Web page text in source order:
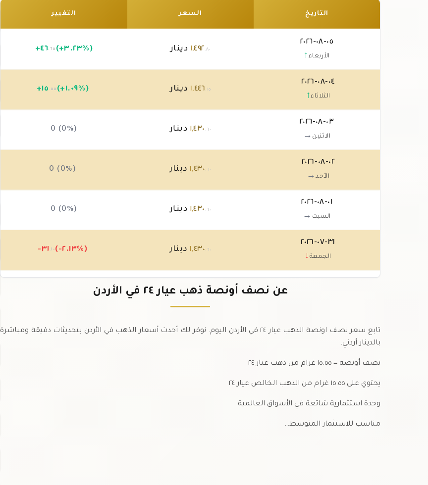
التاريخ السعر التغيير
٠٥-٠٨-٢٠٢٦
الأربعاء ↑
١,٤٩٢.٨٠ دينار +٤٦ .٦٥ (+٣.٢٣%)
٠٤-٠٨-٢٠٢٦
الثلاثاء↑
١,٤٤٦.١٥ دينار +١٥ .٥٥ (+١.٠٩%)
٠٣-٠٨-٢٠٢٦
الاثنين →
١,٤٣٠ .٦٠ دينار 0 (0%)
٠٢-٠٨-٢٠٢٦
الأحد→
١,٤٣٠.٦٠ دينار 0 (0%)
٠١-٠٨-٢٠٢٦
السبت →
١,٤٣٠ .٦٠ دينار 0 (0%)
٣١-٠٧-٢٠٢٦
الجمعة ↓
١,٤٣٠.٦٠ دينار -٣١ .١٠ (-٢.١٣%)
١,٤٦١ .٧٠ دينار
عن نصف أونصة ذهب عيار ٢٤ في الأردن
تابع سعر نصف اونصة الذهب عيار ٢٤ في الأردن اليوم. نوفر لك أحدث أسعار الذهب في الأردن بتحديثات دقيقة ومباشرة
بالدينار أردني.
نصف أونصة = ١٥.٥٥ غرام من ذهب عيار ٢٤
يحتوي على ١٥.٥٥ غرام من الذهب الخالص عيار ٢٤
وحدة استثمارية شائعة في الأسواق العالمية
مناسب للاستثمار المتوسط…